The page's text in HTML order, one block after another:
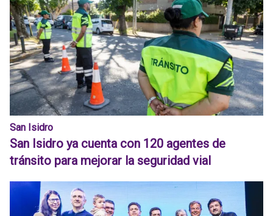
San Isidro
San Isidro ya cuenta con 120 agentes de
tránsito para mejorar la seguridad vial